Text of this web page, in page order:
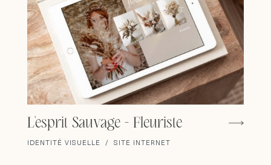
L'esprit Sauvage - Fleuriste
IDENTITÉ VISUELLE / SITE INTERNET